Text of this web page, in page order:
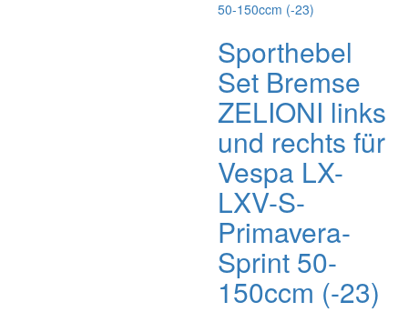
Sporthebel
Set Bremse
ZELIONI links
und rechts für
Vespa LX-
LXV-S-
Primavera-
Sprint 50-
150ccm (-23)